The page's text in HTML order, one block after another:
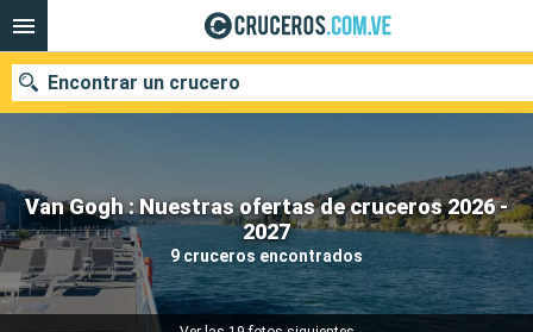
Van Gogh : Nuestras ofertas de cruceros 2026 -
2027
9 cruceros encontrados
Encontrar un crucero
Nuestros destinos
Fecha de salida